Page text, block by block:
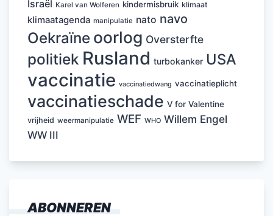
Israël Karel van Wolferen kindermisbruik klimaat
klimaatagenda manipulatie nato navo
Oekraïne oorlog Oversterfte
politiek Rusland turbokanker USA
vaccinatie vaccinatiedwang vaccinatieplicht
vaccinatieschade V for Valentine
vrijheid weermanipulatie WEF WHO Willem Engel
WW III
ABONNEREN